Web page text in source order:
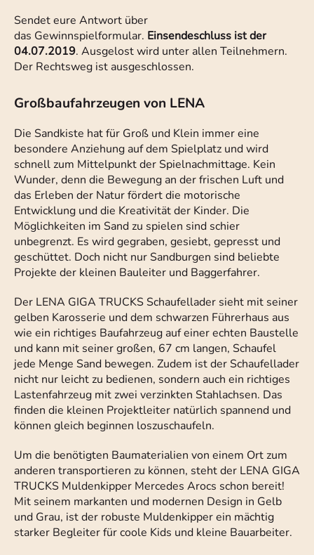
Sendet eure Antwort über
das Gewinnspielformular. Einsendeschluss ist der
04.07.2019. Ausgelost wird unter allen Teilnehmern.
Der Rechtsweg ist ausgeschlossen.
Großbaufahrzeugen von LENA
Die Sandkiste hat für Groß und Klein immer eine
besondere Anziehung auf dem Spielplatz und wird
schnell zum Mittelpunkt der Spielnachmittage. Kein
Wunder, denn die Bewegung an der frischen Luft und
das Erleben der Natur fördert die motorische
Entwicklung und die Kreativität der Kinder. Die
Möglichkeiten im Sand zu spielen sind schier
unbegrenzt. Es wird gegraben, gesiebt, gepresst und
geschüttet. Doch nicht nur Sandburgen sind beliebte
Projekte der kleinen Bauleiter und Baggerfahrer.
Der LENA GIGA TRUCKS Schaufellader sieht mit seiner
gelben Karosserie und dem schwarzen Führerhaus aus
wie ein richtiges Baufahrzeug auf einer echten Baustelle
und kann mit seiner großen, 67 cm langen, Schaufel
jede Menge Sand bewegen. Zudem ist der Schaufellader
nicht nur leicht zu bedienen, sondern auch ein richtiges
Lastenfahrzeug mit zwei verzinkten Stahlachsen. Das
finden die kleinen Projektleiter natürlich spannend und
können gleich beginnen loszuschaufeln.
Um die benötigten Baumaterialien von einem Ort zum
anderen transportieren zu können, steht der LENA GIGA
TRUCKS Muldenkipper Mercedes Arocs schon bereit!
Mit seinem markanten und modernen Design in Gelb
und Grau, ist der robuste Muldenkipper ein mächtig
starker Begleiter für coole Kids und kleine Bauarbeiter.